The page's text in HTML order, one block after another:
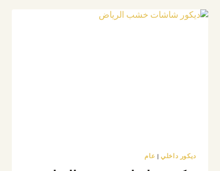
وأفخم
ديكور داخلي عام